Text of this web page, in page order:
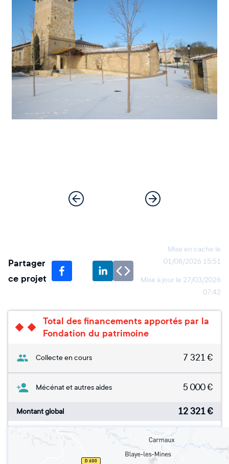
Partager
ce projet
Mise en cache le
01/08/2026 15:51
Mise à jour le 27/03/2026
07:42
Total des financements apportés par la
Fondation du patrimoine
Collecte en cours 7 321 €
Mécénat et autres aides 5 000€
Montant global 12 321€